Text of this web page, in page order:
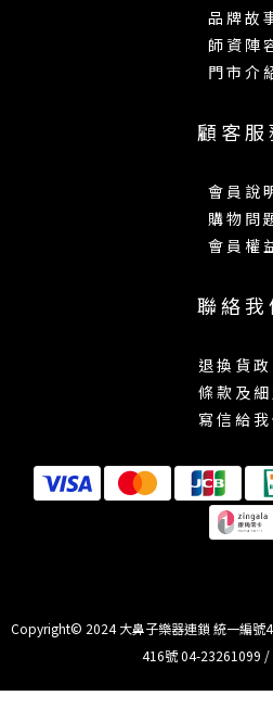
品 牌 故
師 資 陣
門 市 介
顧 客 服
會 員 說
購 物 問
會 員 權
聯 絡 我
退 換 貨 政
條 款 及 細
寫 信 給 我
Copyright© 2024 大鼻子樂器連鎖 統一編號
416號 04-23261099 /